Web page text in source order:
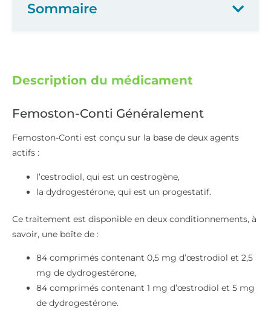
Description du médicament
Femoston-Conti Généralement
Femoston-Conti est conçu sur la base de deux agents
actifs :
l’œstrodiol, qui est un œstrogène,
la dydrogestérone, qui est un progestatif.
Ce traitement est disponible en deux conditionnements, à
savoir, une boîte de :
84 comprimés contenant 0,5 mg d’œstrodiol et 2,5
mg de dydrogestérone,
84 comprimés contenant 1 mg d’œstrodiol et 5 mg
de dydrogestérone.
Sommaire